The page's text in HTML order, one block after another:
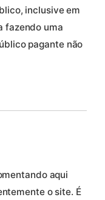
inclusive em
fazendo uma
pagante não
aqui
o site. É